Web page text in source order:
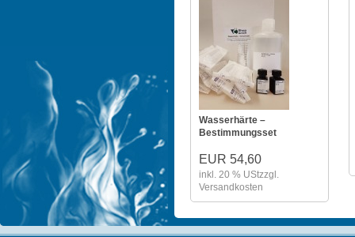
Wasserhärte –
Bestimmungsset
EUR 54,60
inkl. 20 % UStzzgl.
Versandkosten